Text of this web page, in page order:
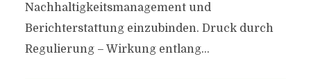
Nachhaltigkeitsmanagement und
Berichterstattung einzubinden. Druck durch
Regulierung – Wirkung entlang...